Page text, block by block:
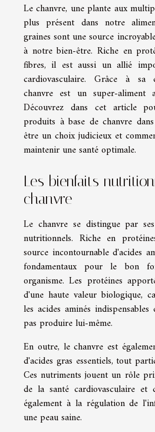
Le chanvre, une plante aux
plus présent dans notre
graines sont une source
à notre bien-être. Riche en
fibres, il est aussi un allié
cardiovasculaire. Grâce à sa
chanvre est un super-aliment
Découvrez dans cet article
produits à base de chanvre
être un choix judicieux et
maintenir une santé optimale.
Les bienfaits
chanvre
Le chanvre se distingue par
nutritionnels. Riche en
source incontournable d'acides
fondamentaux pour le bon
organisme. Les protéines
d'une haute valeur biologique,
les acides aminés
pas produire lui-même.
En outre, le chanvre est
d'acides gras essentiels, tout
Ces nutriments jouent un rôle
de la santé cardiovasculaire
également à la régulation de
une peau saine.